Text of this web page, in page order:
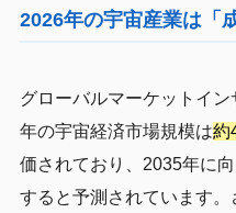
2026年の宇宙産業は「
グローバルマーケットイ
年の宇宙経済市場規模は約
価されており、2035年に
すると予測されています